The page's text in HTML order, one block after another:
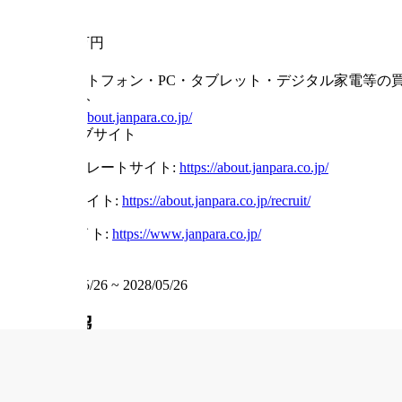
1,000万円
スマートフォン・PC・タブレット・デジタル家電等の
ウェブサイト
https://about.janpara.co.jp/
その他ウェブサイト
コーポレートサイト : https://about.janpara.co.jp/
採用サイト : https://about.janpara.co.jp/recruit/
ECサイト : https://www.janpara.co.jp/
2026/05/26 ~ 2028/05/26
求人情報